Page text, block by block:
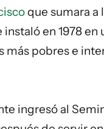
que sumara a
en 1978 en
pobres e
ingresó al